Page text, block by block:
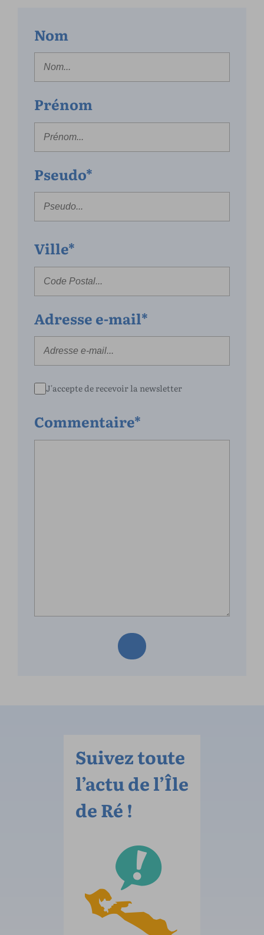
Nom
Prénom
Pseudo*
Ville*
Adresse e-mail*
J'accepte de recevoir la newsletter
Commentaire*
Suivez toute
l’actu de l’Île
de Ré !